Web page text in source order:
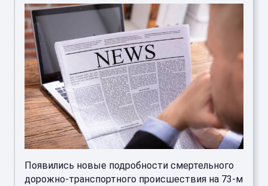
Появились новые подробности смертельного
дорожно-транспортного происшествия на 73-м